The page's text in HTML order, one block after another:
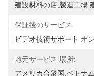
建設材料の店,製造工場,
保証後のサービス:
ビデオ技術サポート オ
地元サービス 場所:
アメリカ合衆国,ベトナ